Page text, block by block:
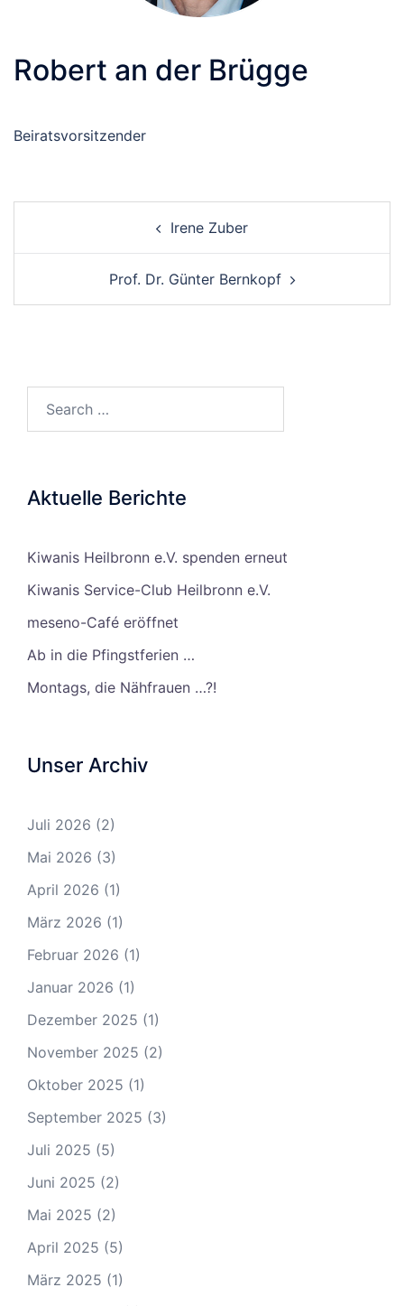
Robert an der Brügge
Beiratsvorsitzender
Irene Zuber
Prof. Dr. Günter Bernkopf
Aktuelle Berichte
Kiwanis Heilbronn e.V. spenden erneut
Kiwanis Service-Club Heilbronn e.V.
meseno-Café eröffnet
Ab in die Pfingstferien …
Montags, die Nähfrauen …?!
Unser Archiv
Juli 2026 (2)
Mai 2026 (3)
April 2026 (1)
März 2026 (1)
Februar 2026 (1)
Januar 2026 (1)
Dezember 2025 (1)
November 2025 (2)
Oktober 2025 (1)
September 2025 (3)
Juli 2025 (5)
Juni 2025 (2)
Mai 2025 (2)
April 2025 (5)
März 2025 (1)